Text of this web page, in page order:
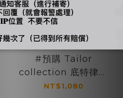
#預購 Tailor
collection 底特律夾
克 復古翻領 休閒夾克
NT$1,080